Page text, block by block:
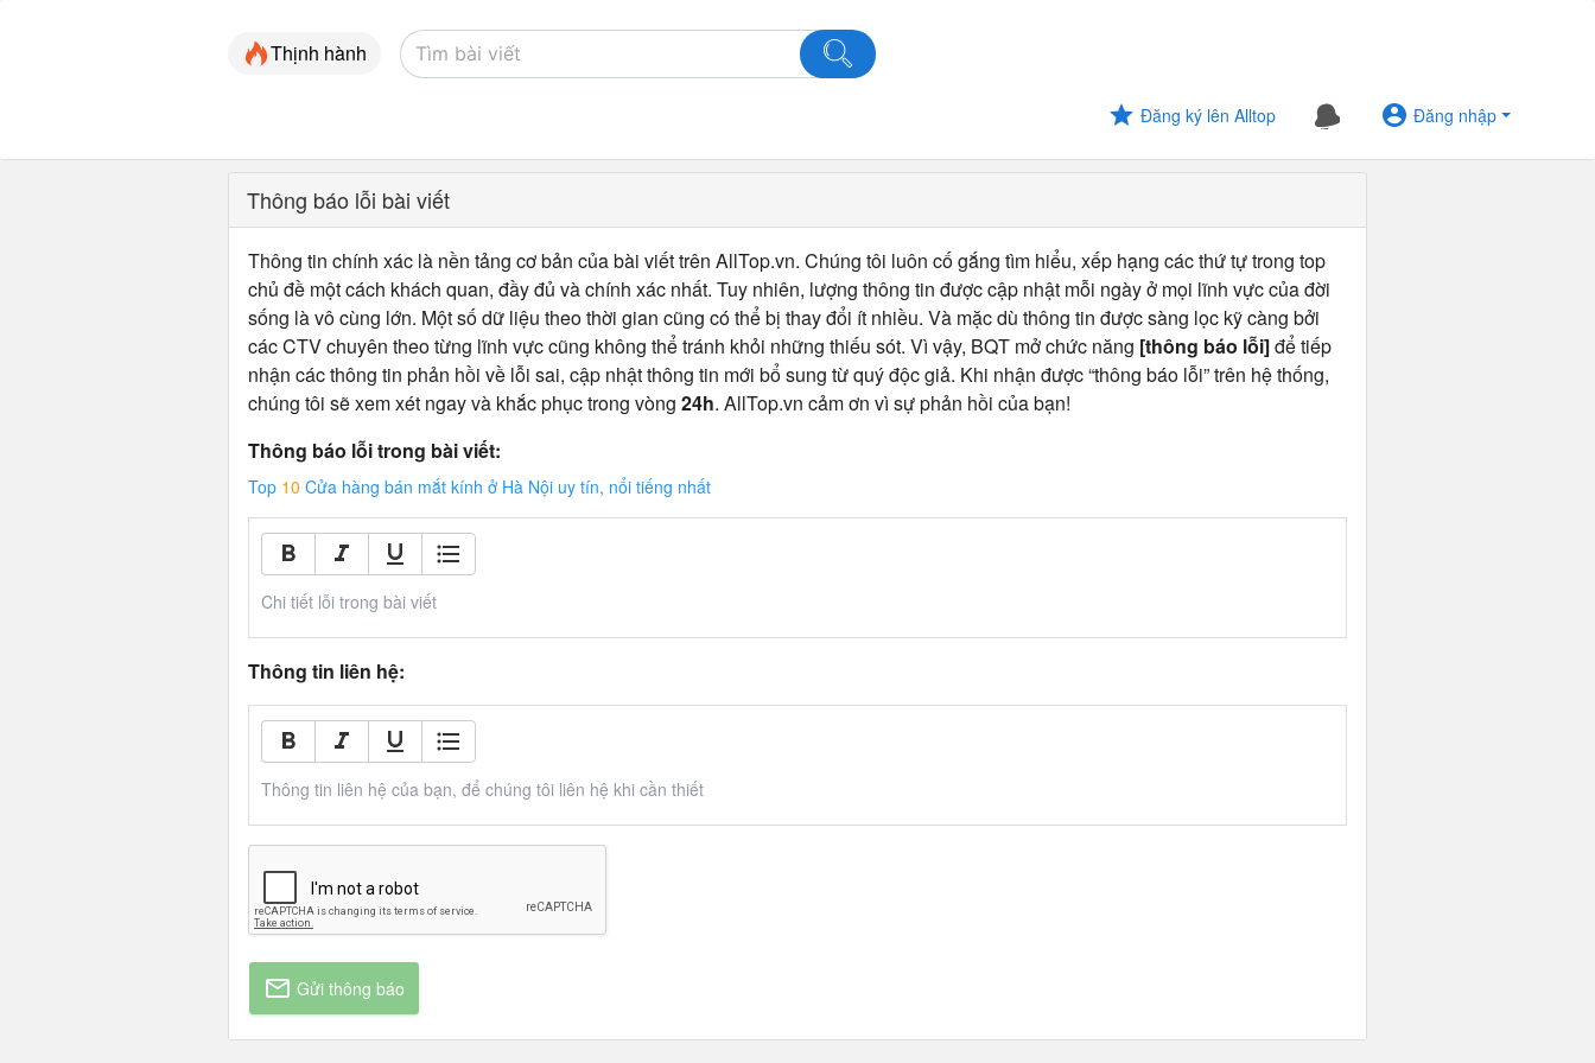
Thịnh hành
Đăng ký lên Alltop Đăng nhập
Thông báo lỗi bài viết
Thông tin chính xác là nền tảng cơ bản của bài viết trên AllTop.vn. Chúng tôi luôn cố gắng tìm hiểu, xếp hạng các thứ tự trong top
chủ đề một cách khách quan, đầy đủ và chính xác nhất. Tuy nhiên, lượng thông tin được cập nhật mỗi ngày ở mọi lĩnh vực của đời
sống là vô cùng lớn. Một số dữ liệu theo thời gian cũng có thể bị thay đổi ít nhiều. Và mặc dù thông tin được sàng lọc kỹ càng bởi
các CTV chuyên theo từng lĩnh vực cũng không thể tránh khỏi những thiếu sót. Vì vậy, BQT mở chức năng [thông báo lỗi]để tiếp
nhận các thông tin phản hồi về lỗi sai, cập nhật thông tin mới bổ sung từ quý độc giả. Khi nhận được “thông báo lỗi” trên hệ thống,
chúng tôi sẽ xem xét ngay và khắc phục trong vòng 24h. AllTop.vn cảm ơn vì sự phản hồi của bạn!
Thông báo lỗi trong bài viết:
Top 10 Cửa hàng bán mắt kính ở Hà Nội uy tín, nổi tiếng nhất
Chi tiết lỗi trong bài viết
Thông tin liên hệ:
Thông tin liên hệ của bạn, để chúng tôi liên hệ khi cần thiết
Gửi thông báo